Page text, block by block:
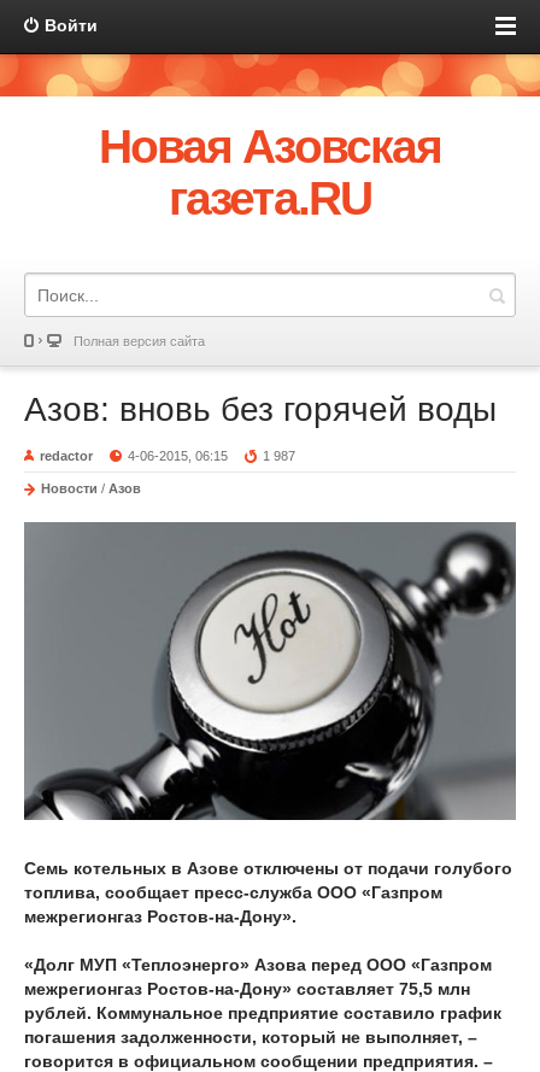
Войти
Новая Азовская
газета.RU
Полная версия сайта
Азов: вновь без горячей воды
redactor 4-06-2015, 06:15 1 987
Новости / Азов
Семь котельных в Азове отключены от подачи голубого
топлива, сообщает пресс-служба ООО «Газпром
межрегионгаз Ростов-на-Дону».
«Долг МУП «Теплоэнерго» Азова перед ООО «Газпром
межрегионгаз Ростов-на-Дону» составляет 75,5 млн
рублей. Коммунальное предприятие составило график
погашения задолженности, который не выполняет, –
говорится в официальном сообщении предприятия. –